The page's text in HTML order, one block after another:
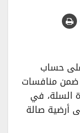
حساب
بنتيجة 91 مقابل 77، ضمن منافسات
السلة، في
أرضية صالة